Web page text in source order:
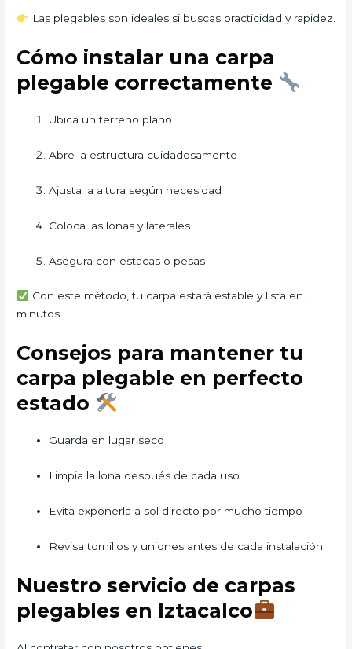
Las plegables son ideales si buscas practicidad y rapidez.
Cómo instalar una carpa
plegable correctamente
Ubica un terreno plano
Abre la estructura cuidadosamente
Ajusta la altura según necesidad
Coloca las lonas y laterales
Asegura con estacas o pesas
Con este método, tu carpa estará estable y lista en
minutos.
Consejos para mantener tu
carpa plegable en perfecto
estado
Guarda en lugar seco
Limpia la lona después de cada uso
Evita exponerla a sol directo por mucho tiempo
Revisa tornillos y uniones antes de cada instalación
Nuestro servicio de carpas
plegables en Iztacalco